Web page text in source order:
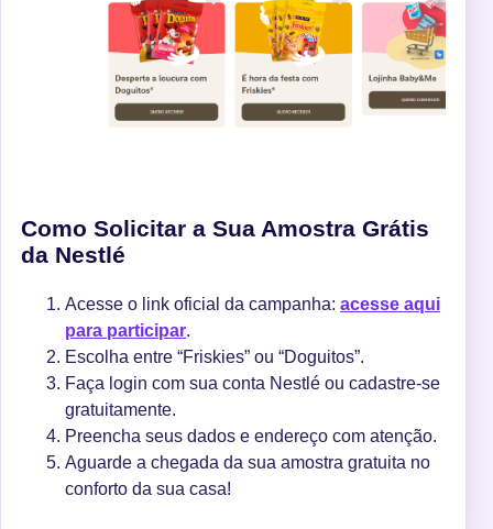
Como Solicitar a Sua Amostra Grátis
da Nestlé
Acesse o link oficial da campanha: acesse aqui
para participar.
Escolha entre “Friskies” ou “Doguitos”.
Faça login com sua conta Nestlé ou cadastre-se
gratuitamente.
Preencha seus dados e endereço com atenção.
Aguarde a chegada da sua amostra gratuita no
conforto da sua casa!